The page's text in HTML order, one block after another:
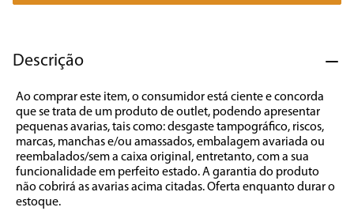
Descrição
Ao comprar este item, o consumidor está ciente e concorda
que se trata de um produto de outlet, podendo apresentar
pequenas avarias, tais como: desgaste tampográfico, riscos,
marcas, manchas e/ou amassados, embalagem avariada ou
reembalados/sem a caixa original, entretanto, com a sua
funcionalidade em perfeito estado. A garantia do produto
não cobrirá as avarias acima citadas. Oferta enquanto durar o
estoque.
7º cafeteira
9º forno
10º ventilador